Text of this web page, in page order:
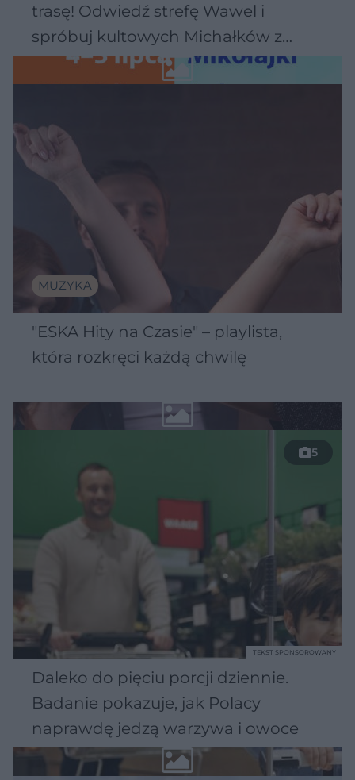
trasę! Odwiedź strefę Wawel i
spróbuj kultowych Michałków z
Wawelu
MUZYKA
"ESKA Hity na Czasie" – playlista,
która rozkręci każdą chwilę
5
Daleko do pięciu porcji dziennie.
Badanie pokazuje, jak Polacy
naprawdę jedzą warzywa i owoce
TEKST SPONSOROWANY